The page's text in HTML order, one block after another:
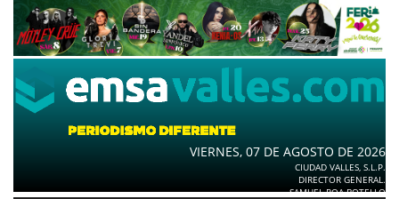
VIERNES, 07 DE AGOSTO DE 2026
CIUDAD VALLES, S.L.P.
DIRECTOR GENERAL.
SAMUEL ROA BOTELLO